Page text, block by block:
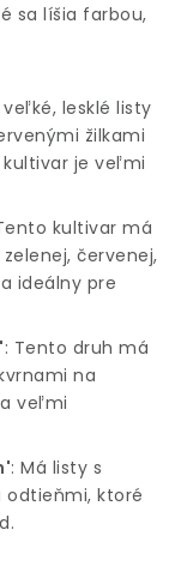
sa líšia farbou,
veľké, lesklé listy
žilkami
je veľmi
kultivar má
červenej,
ideálny pre
: Tento druh má
na
veľmi
: Má listy s
ktoré